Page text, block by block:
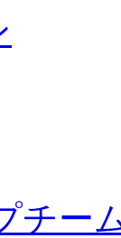
チー